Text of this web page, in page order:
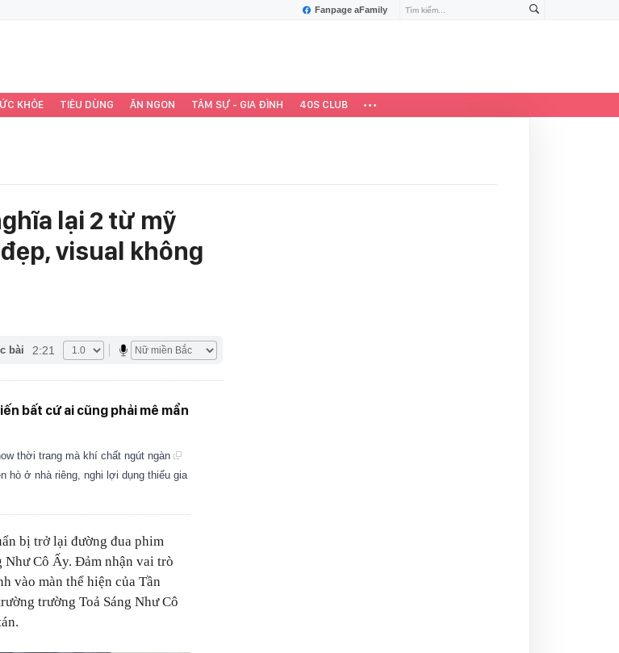
Fanpage aFamily
KHỎE TIÊU DÙNG ĂN NGON TÂM SỰ - GIA ĐÌNH 40S CLUB
lại 2 từ mỹ
visual không
bài 2:21
bất cứ ai cũng phải mê mẩn
thời trang mà khí chất ngút ngàn
hò ở nhà riêng, nghi lợi dụng thiếu gia
bị trở lại đường đua phim
Như Cô Ấy. Đảm nhận vai trò
vào màn thể hiện của Tần
trường Toả Sáng Như Cô